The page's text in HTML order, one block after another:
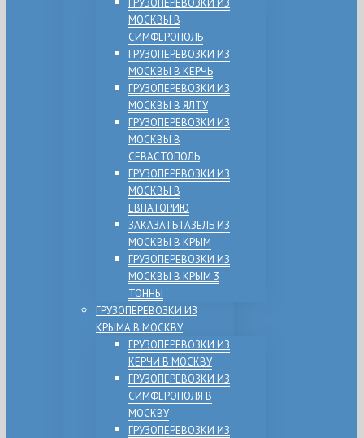
ГРУЗОПЕРЕВОЗКИ ИЗ
МОСКВЫ В
СИМФЕРОПОЛЬ
ГРУЗОПЕРЕВОЗКИ ИЗ
МОСКВЫ В КЕРЧЬ
ГРУЗОПЕРЕВОЗКИ ИЗ
МОСКВЫ В ЯЛТУ
ГРУЗОПЕРЕВОЗКИ ИЗ
МОСКВЫ В
СЕВАСТОПОЛЬ
ГРУЗОПЕРЕВОЗКИ ИЗ
МОСКВЫ В
ЕВПАТОРИЮ
ЗАКАЗАТЬ ГАЗЕЛЬ ИЗ
МОСКВЫ В КРЫМ
ГРУЗОПЕРЕВОЗКИ ИЗ
МОСКВЫ В КРЫМ 3
ТОННЫ
ГРУЗОПЕРЕВОЗКИ ИЗ
КРЫМА В МОСКВУ
ГРУЗОПЕРЕВОЗКИ ИЗ
КЕРЧИ В МОСКВУ
ГРУЗОПЕРЕВОЗКИ ИЗ
СИМФЕРОПОЛЯ В
МОСКВУ
ГРУЗОПЕРЕВОЗКИ ИЗ